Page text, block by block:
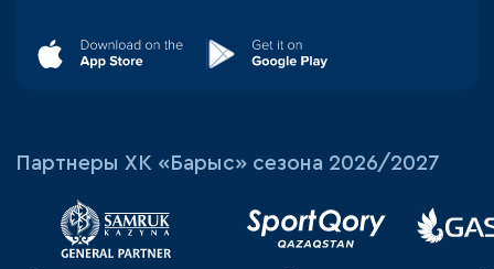
Партнеры ХК «Барыс» сезона 2026/2027